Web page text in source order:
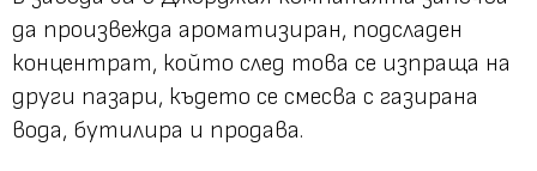
да произвежда ароматизиран, подсладен
концентрат, който след това се изпраща на
други пазари, където се смесва с газирана
вода, бутилира и продава.